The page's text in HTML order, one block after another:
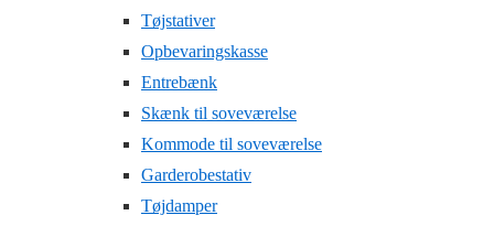
Tøjstativer
Opbevaringskasse
Entrebænk
Skænk til soveværelse
Kommode til soveværelse
Garderobestativ
Tøjdamper